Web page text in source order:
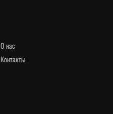
О нас
Контакты